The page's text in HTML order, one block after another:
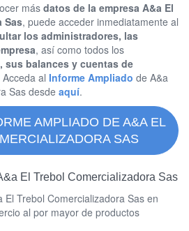
más datos de la empresa A&a El
Sas, puede acceder inmediatamente al
los administradores, las
, así como todos los
balances y cuentas de
Acceda al Informe Ampliado de A&a
Sas desde aquí.
AMPLIADO DE A&A EL
SAS
El Trebol Comercializadora Sas
El Trebol Comercializadora Sas en
al por mayor de productos